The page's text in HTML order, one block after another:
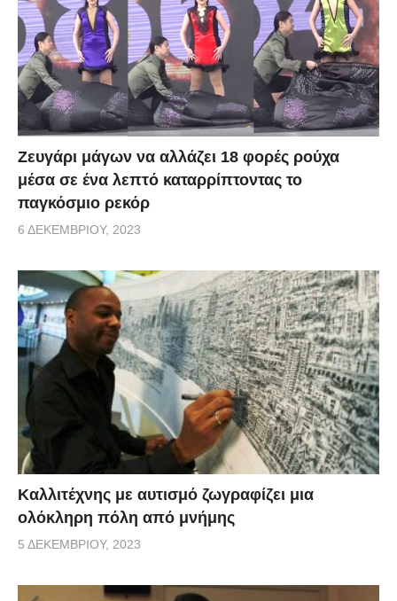
Zευγάρι μάγων να αλλάζει 18 φορές ρούχα
μέσα σε ένα λεπτό καταρρίπτοντας το
παγκόσμιο ρεκόρ
6 ΔΕΚΕΜΒΡΊΟΥ, 2023
Καλλιτέχνης με αυτισμό ζωγραφίζει μια
ολόκληρη πόλη από μνήμης
5 ΔΕΚΕΜΒΡΊΟΥ, 2023